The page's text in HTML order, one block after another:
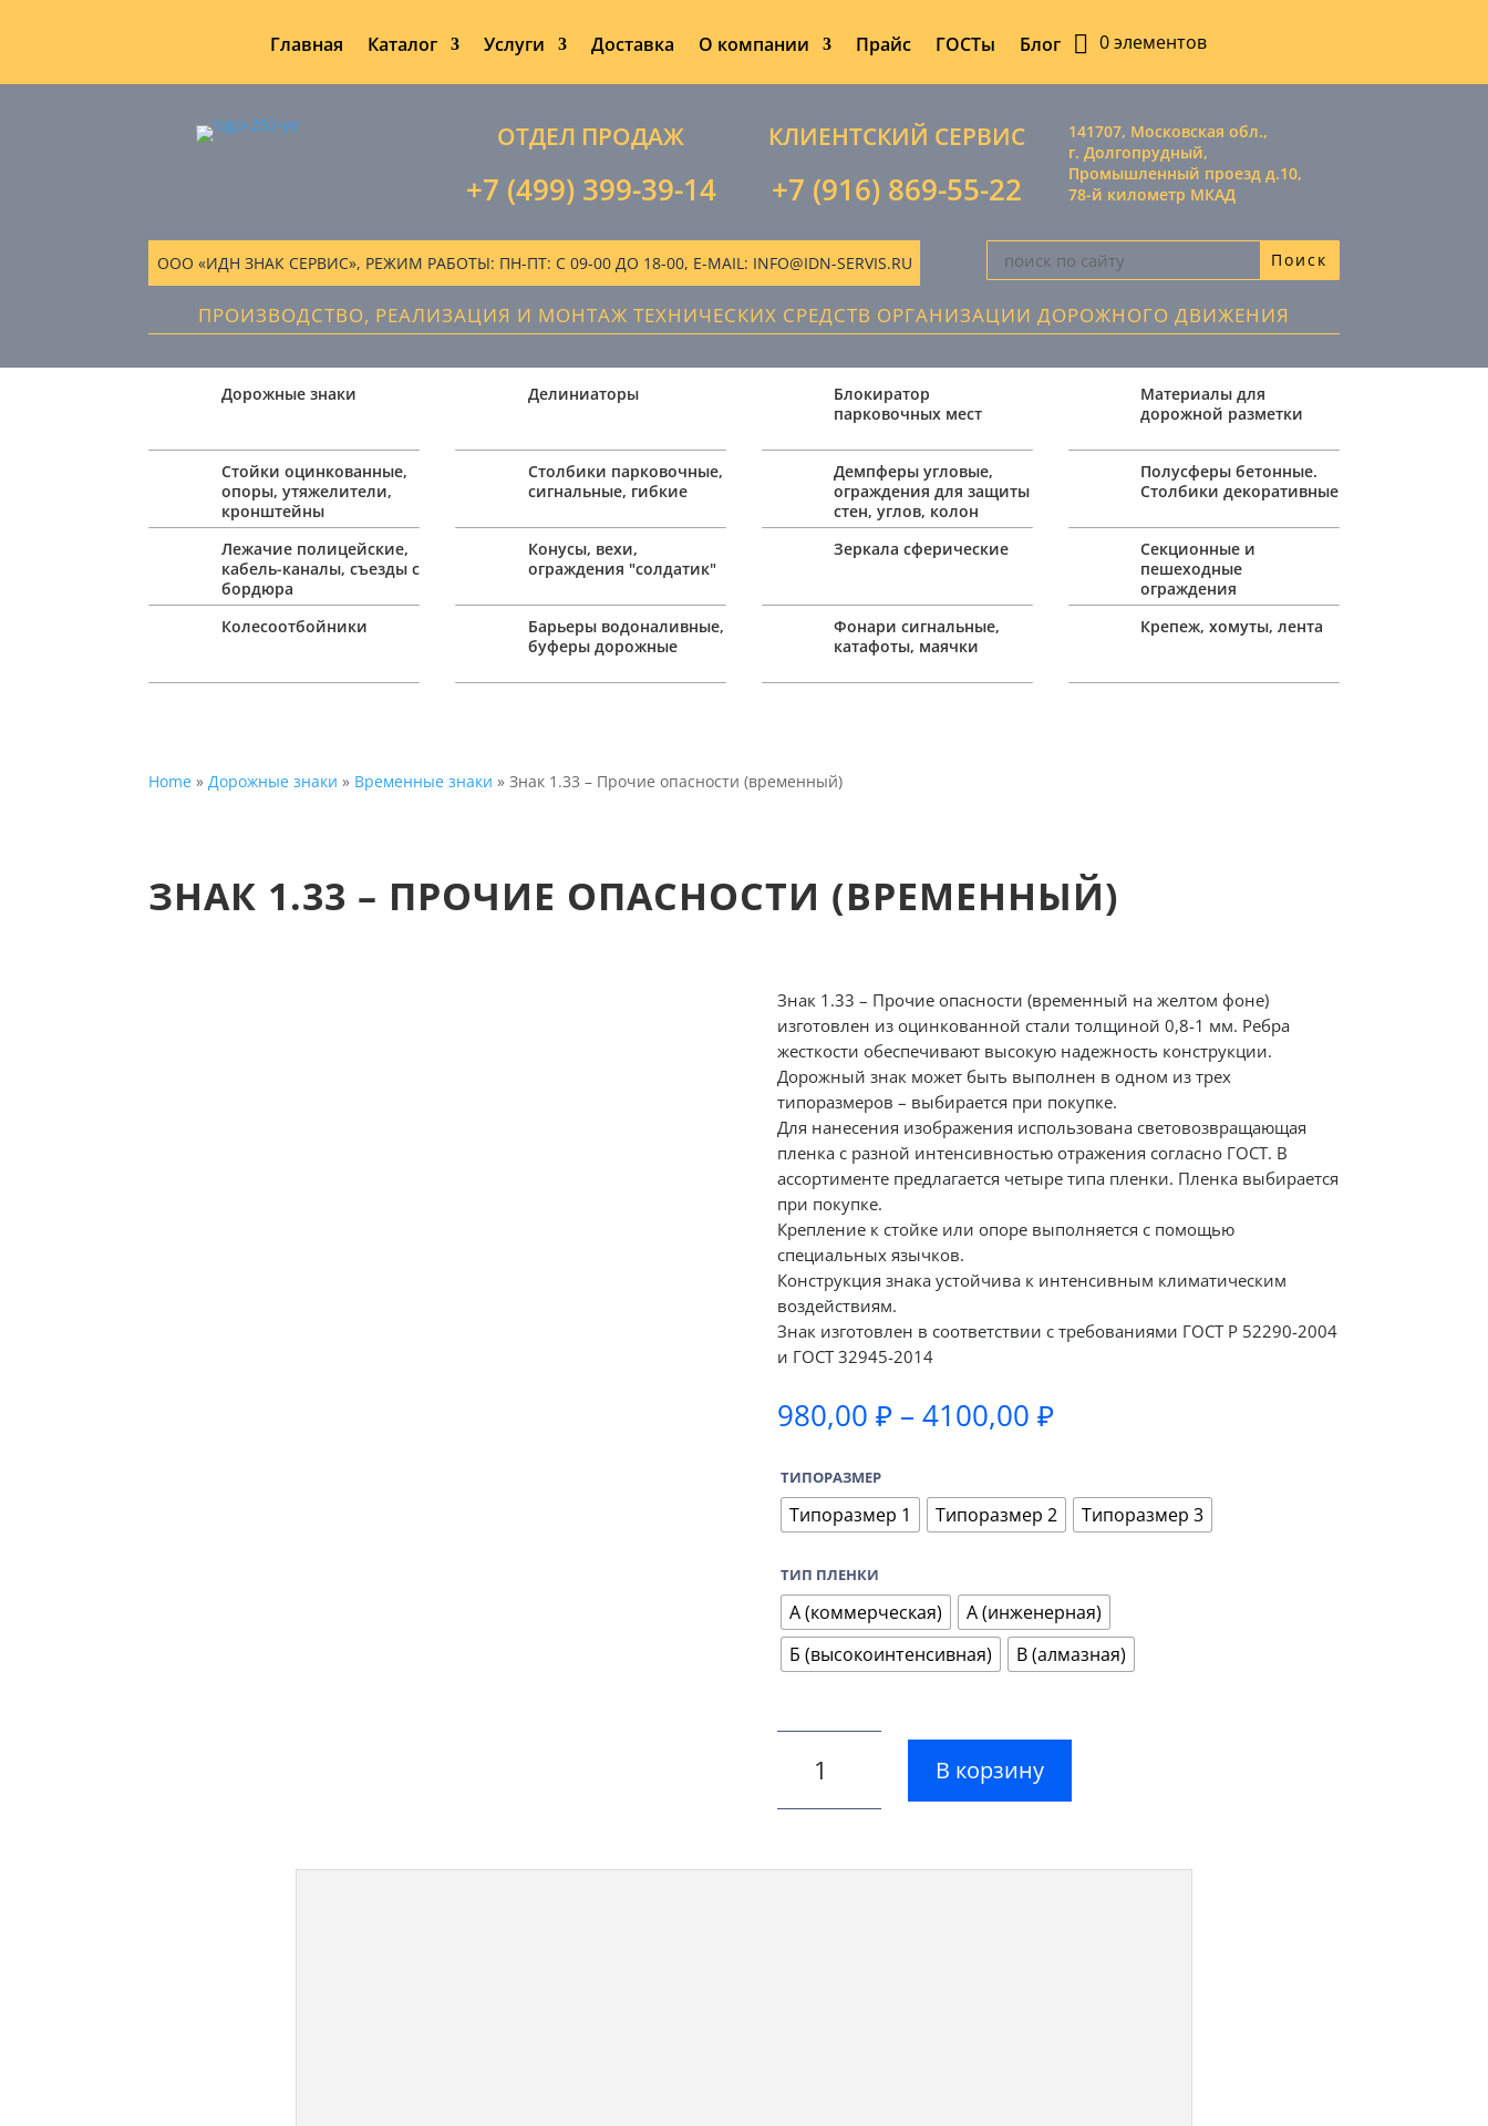
Главная Каталог Услуги Доставка О компании Прайс ГОСТы Блог 0 элементов
ОТДЕЛ ПРОДАЖ
+7 (499) 399-39-14
КЛИЕНТСКИЙ СЕРВИС
+7 (916) 869-55-22
141707, Московская обл.,
г. Долгопрудный,
Промышленный проезд д.10,
78-й километр МКАД
ООО «ИДН ЗНАК СЕРВИС», РЕЖИМ РАБОТЫ: ПН-ПТ: С 09-00 ДО 18-00, E-MAIL: INFO@IDN-SERVIS.RU
ПРОИЗВОДСТВО, РЕАЛИЗАЦИЯ И МОНТАЖ ТЕХНИЧЕСКИХ СРЕДСТВ ОРГАНИЗАЦИИ ДОРОЖНОГО ДВИЖЕНИЯ
Дорожные знаки
Стойки оцинкованные,
опоры, утяжелители,
кронштейны
Лежачие полицейские,
кабель-каналы, съезды с
бордюра
Колесоотбойники
Делиниаторы
Столбики парковочные,
сигнальные, гибкие
Конусы, вехи,
ограждения "солдатик"
Барьеры водоналивные,
буферы дорожные
Блокиратор
парковочных мест
Демпферы угловые,
ограждения для защиты
стен, углов, колон
Зеркала сферические
Фонари сигнальные,
катафоты, маячки
Материалы для
дорожной разметки
Полусферы бетонные.
Столбики декоративные
Секционные и
пешеходные
ограждения
Крепеж, хомуты, лента
Home » Дорожные знаки » Временные знаки » Знак 1.33 – Прочие опасности (временный)
ЗНАК 1.33 – ПРОЧИЕ ОПАСНОСТИ (ВРЕМЕННЫЙ)
Знак 1.33 – Прочие опасности (временный на желтом фоне)
изготовлен из оцинкованной стали толщиной 0,8-1 мм. Ребра
жесткости обеспечивают высокую надежность конструкции.
Дорожный знак может быть выполнен в одном из трех
типоразмеров – выбирается при покупке.
Для нанесения изображения использована световозвращающая
пленка с разной интенсивностью отражения согласно ГОСТ. В
ассортименте предлагается четыре типа пленки. Пленка выбирается
при покупке.
Крепление к стойке или опоре выполняется с помощью
специальных язычков.
Конструкция знака устойчива к интенсивным климатическим
воздействиям.
Знак изготовлен в соответствии с требованиями ГОСТ Р 52290-2004
и ГОСТ 32945-2014
980,00 ₽ – 4100,00 ₽Диапазон
–
4100,00 ₽
ТИПОРАЗМЕР
Типоразмер 1 Типоразмер 2 Типоразмер 3
ТИП ПЛЕНКИ
А (коммерческая)
А (инженерная)
Б (высокоинтенсивная)
В (алмазная)
В корзину